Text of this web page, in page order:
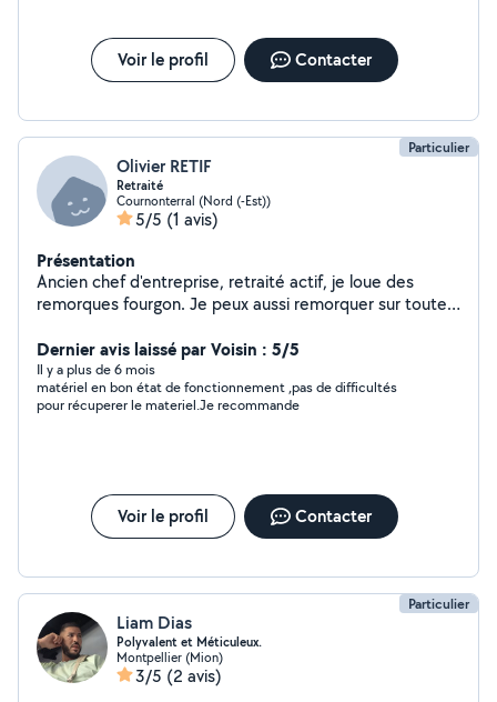
Voir le profil Contacter
Particulier
Olivier RETIF
Retraité
Cournonterral (Nord (-Est))
5/5 (1 avis)
Présentation
Ancien chef d'entreprise, retraité actif, je loue des
remorques fourgon. Je peux aussi remorquer sur toutes
remorque, scooters ou motos dans ma remorque...
(mais pas les voitures en panne)
Dernier avis laissé par Voisin : 5/5
Il y a plus de 6 mois
matériel en bon état de fonctionnement ,pas de difficultés
pour récuperer le materiel.Je recommande
Voir le profil Contacter
Particulier
Liam Dias
Polyvalent et Méticuleux.
Montpellier (Mion)
3/5 (2 avis)